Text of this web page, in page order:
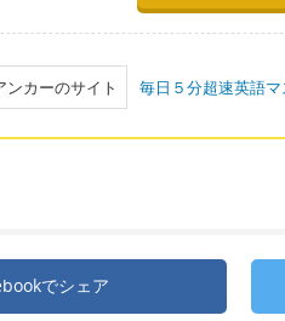
ンカーのサイト 毎日５分超速英語
でシェア